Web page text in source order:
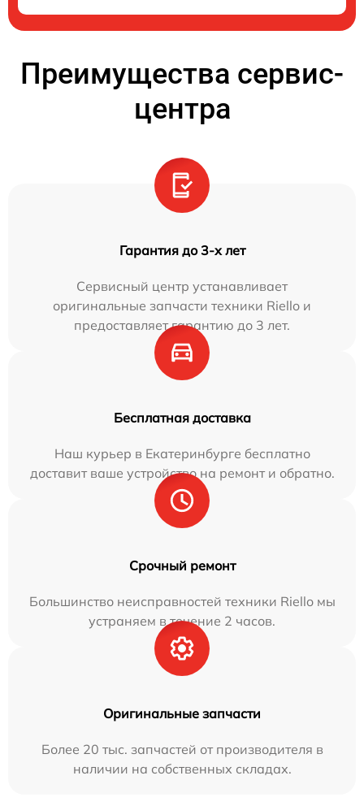
Преимущества сервис-
центра
Гарантия до 3-х лет
Сервисный центр устанавливает
оригинальные запчасти техники Riello и
предоставляет гарантию до 3 лет.
Бесплатная доставка
Наш курьер в Екатеринбурге бесплатно
доставит ваше устройство на ремонт и обратно.
Срочный ремонт
Большинство неисправностей техники Riello мы
устраняем в течение 2 часов.
Оригинальные запчасти
Более 20 тыс. запчастей от производителя в
наличии на собственных складах.